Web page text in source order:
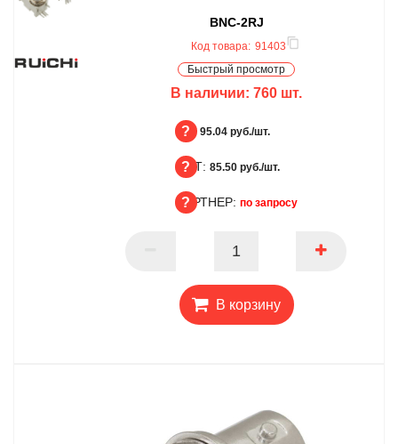
BNC-2RJ
Код товара: 91403
Быстрый просмотр
В наличии: 760 шт.
БЦ: 95.04 руб./шт.
ОПТ: 85.50 руб./шт.
ПАРТНЕР: по запросу
В корзину